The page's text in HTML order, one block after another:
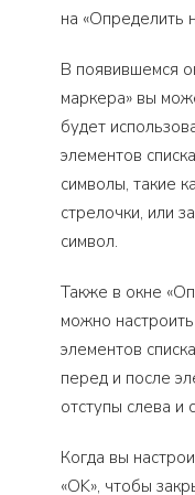
на «Определить
В появившемся
маркера» вы
будет
элементов
символы, такие
стрелочки, или
символ.
Также в окне
можно
элементов
перед и после
отступы слева и
Когда вы
«OK», чтобы